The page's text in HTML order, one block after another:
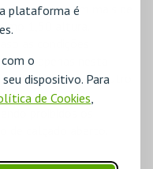
plataforma é
o
dispositivo. Para
de Cookies,
pessoas com mais de
1,50 altura.
as condições
e apenas nesta
válidos para outro
proibidos os
de calçado aberto.